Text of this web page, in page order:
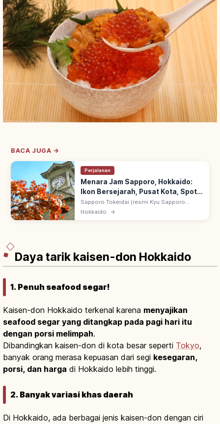
BACA JUGA →
Perjalanan
Menara Jam Sapporo, Hokkaido:
Ikon Bersejarah, Pusat Kota, Spot
Utama
Sapporo Tokeidai (resmi Kyu Sapporo
Nogakko Enbujo): didirikan 1878 sebagai
Hokkaido →
Daya tarik kaisen-don Hokkaido
1. Penuh seafood segar!
Kaisen-don Hokkaido terkenal karena menyajikan
seafood segar yang ditangkap pada pagi hari itu
dengan porsi melimpah.
Dibandingkan kaisen-don di kota besar seperti Tokyo,
banyak orang merasa kepuasan dari segi kesegaran,
porsi, dan harga di Hokkaido lebih tinggi.
2. Banyak variasi khas daerah
Di Hokkaido, ada berbagai jenis kaisen-don dengan ciri